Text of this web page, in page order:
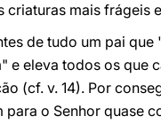
criaturas mais frágeis
de tudo um pai que
e eleva todos os que
(cf. v. 14). Por
para o Senhor quase